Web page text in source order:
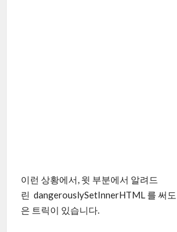
이런 상황에서, 윗 부분에서 알려드
린 dangerouslySetInnerHTML 를 써
은 트릭이 있습니다.